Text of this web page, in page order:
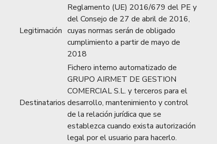
Legitimación
Reglamento (UE) 2016/679 del PE y
del Consejo de 27 de abril de 2016,
cuyas normas serán de obligado
cumplimiento a partir de mayo de
2018
Destinatarios
Fichero interno automatizado de
GRUPO AIRMET DE GESTION
COMERCIAL S.L. y terceros para el
desarrollo, mantenimiento y control
de la relación jurídica que se
establezca cuando exista autorización
legal por el usuario para hacerlo.